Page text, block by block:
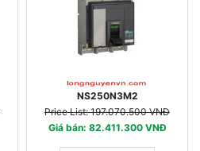
NS250N3M2
Price List: 197.070.500 VNĐ
Giá bán: 82.411.300 VNĐ